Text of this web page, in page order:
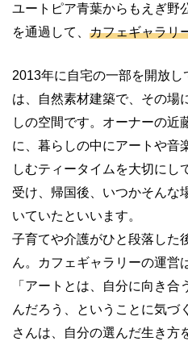
ユートピア青葉からもえぎ野
を通過して、 カフェギャラリ
2013年に自宅の一部を開放
は、自然素材建築で、その場
しの空間です。オーナーの近
に、暮らしの中にアートや音
しむティータイムを大切にし
受け、帰国後、いつかそんな
いていたといいます。
子育てや介護がひと段落した
ん。カフェギャラリーの運営
「アートとは、自分に向き
んだろう、ということに気づ
さんは、自分の選んだ生き方